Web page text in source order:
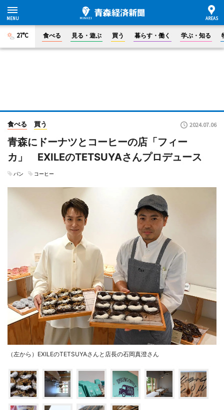
27°C 食べる 見る・遊ぶ 買う 暮らす・働く 学ぶ・知る
食べる 買う 2024.07.06
青森にドーナツとコーヒーの店「フィー
カ」 EXILEのTETSUYAさんプロデュース
パン コーヒー
（左から）EXILEのTETSUYAさんと店長の石岡真澄さん